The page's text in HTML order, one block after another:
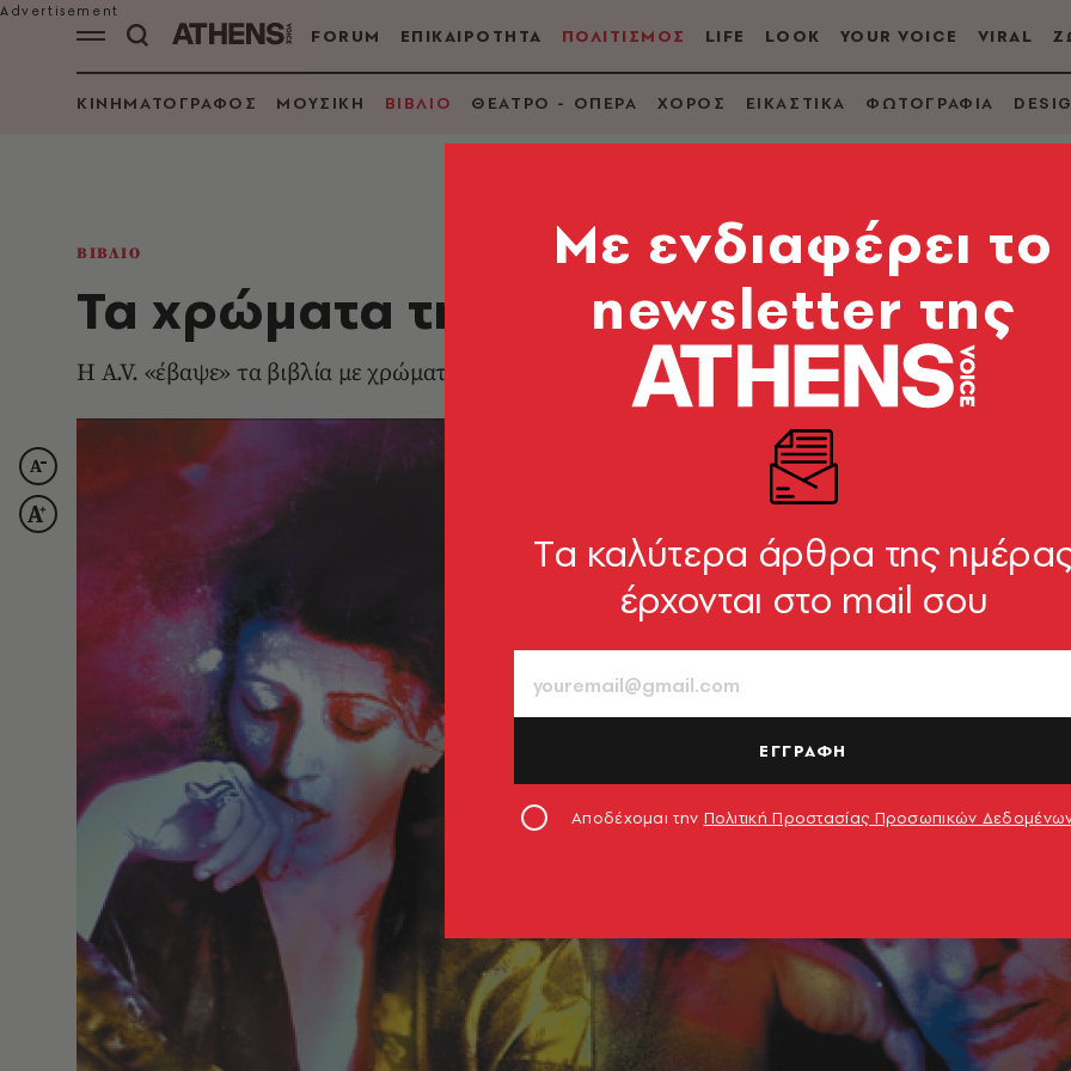
FORUM ΕΠΙΚΑΙΡΟΤΗΤΑ ΠΟΛΙΤΙΣΜΟΣ LIFE LOOK YOUR VOICE VIRAL
ΚΙΝΗΜΑΤΟΓΡΑΦΟΣ ΜΟΥΣΙΚΗ ΒΙΒΛΙΟ ΘΕΑΤΡΟ - ΟΠΕΡΑ ΧΟΡΟΣ ΕΙΚΑΣΤΙΚΑ ΦΩΤΟΓΡΑΦΙΑ
ΒΙΒΛΙΟ
Τα χρώματα της λογοτεχνίας:
Η A.V. «έβαψε» τα βιβλία με χρώματα…
Mε ενδιαφέρει το
newsletter της
Tα καλύτερα άρθρα της
έρχονται στο mail σου
ΕΓΓΡΑΦΗ
Αποδέχομαι την Πολιτική Προστασίας Προσωπικών